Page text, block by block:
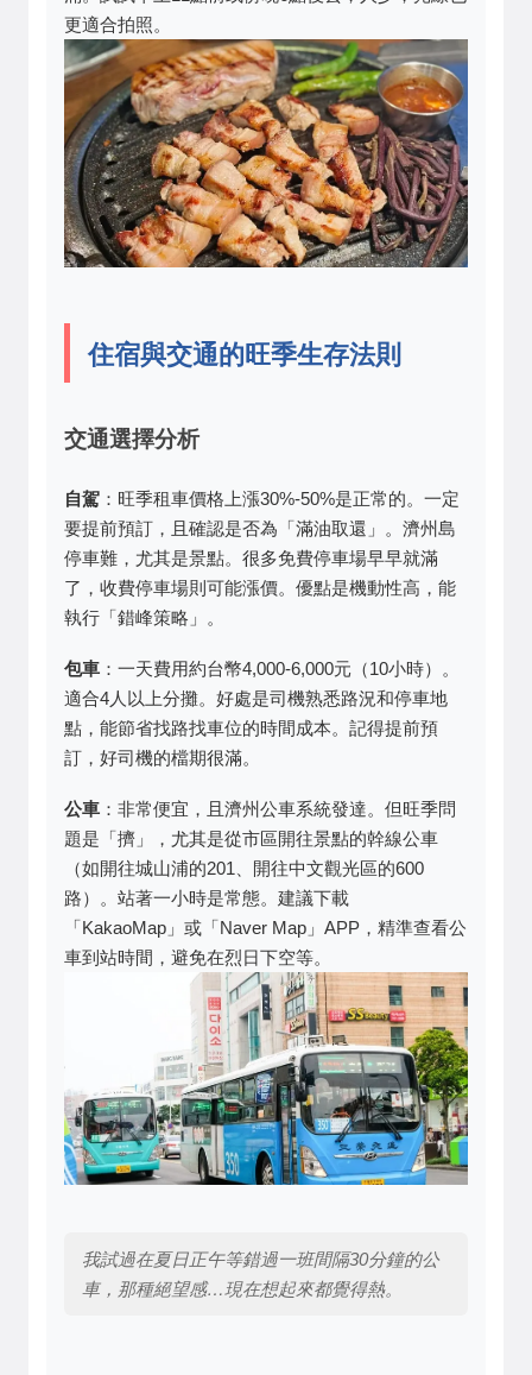
更適合拍照。
住宿與交通的旺季生存法則
交通選擇分析
自駕 ：旺季租車價格上漲30%-50%是正常的。一定
要提前預訂，且確認是否為「滿油取還」。濟州島
停車難，尤其是景點。很多免費停車場早早就滿
了，收費停車場則可能漲價。優點是機動性高，能
執行「錯峰策略」。
包車 ：一天費用約台幣4,000-6,000元（10小時）。
適合4人以上分攤。好處是司機熟悉路況和停車地
點，能節省找路找車位的時間成本。記得提前預
訂，好司機的檔期很滿。
公車 ：非常便宜，且濟州公車系統發達。但旺季問
題是「擠」，尤其是從市區開往景點的幹線公車
（如開往城山浦的201、開往中文觀光區的600
路）。站著一小時是常態。建議下載
「KakaoMap」或「Naver Map」APP，精準查看公
車到站時間，避免在烈日下空等。
我試過在夏日正午等錯過一班間隔30分鐘的公
車，那種絕望感…現在想起來都覺得熱。